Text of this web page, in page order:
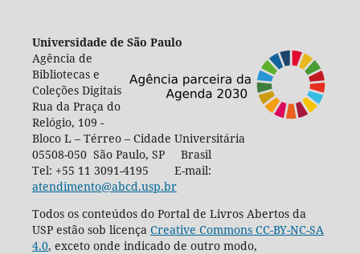
Universidade de São Paulo
Agência de
Bibliotecas e
Coleções Digitais
Rua da Praça do
Relógio, 109 -
Bloco L – Térreo – Cidade Universitária
05508-050 São Paulo, SP Brasil
Tel: +55 11 3091-4195 E-mail:
atendimento@abcd.usp.br
Todos os conteúdos do Portal de Livros Abertos da
USP estão sob licença Creative Commons CC-BY-NC-SA
4.0, exceto onde indicado de outro modo,